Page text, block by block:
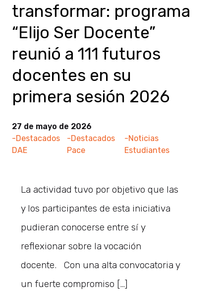
transformar: programa
“Elijo Ser Docente”
reunió a 111 futuros
docentes en su
primera sesión 2026
27 de mayo de 2026
-Destacados
DAE
-Destacados
Pace
-Noticias
Estudiantes
La actividad tuvo por objetivo que las
y los participantes de esta iniciativa
pudieran conocerse entre sí y
reflexionar sobre la vocación
docente. Con una alta convocatoria y
un fuerte compromiso […]